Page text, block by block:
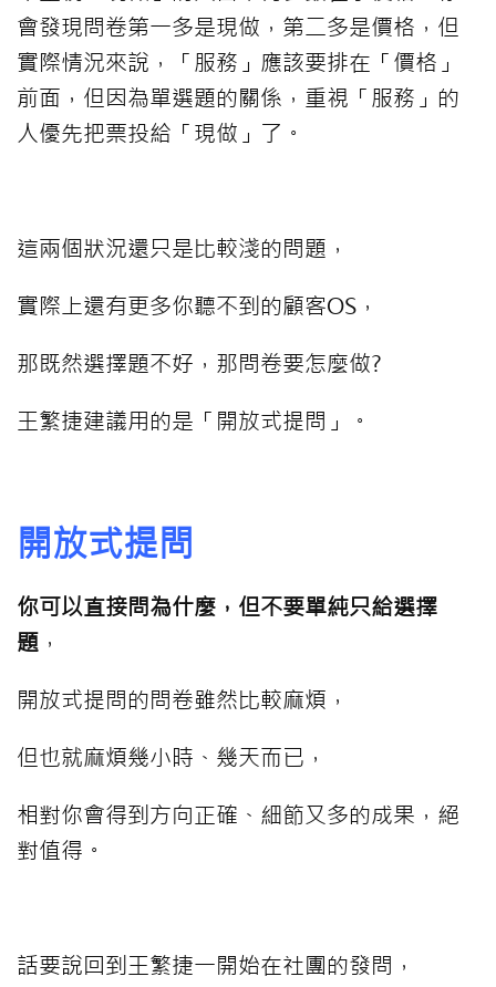
會發現問卷第一多是現做，第二多是價格，但
實際情況來說，「服務」應該要排在「價格」
前面，但因為單選題的關係，重視「服務」的
人優先把票投給「現做」了。
這兩個狀況還只是比較淺的問題，
實際上還有更多你聽不到的顧客OS，
那既然選擇題不好，那問卷要怎麼做?
王繁捷建議用的是「開放式提問」。
開放式提問
你可以直接問為什麼，但不要單純只給選擇
題 ，
開放式提問的問卷雖然比較麻煩，
但也就麻煩幾小時、幾天而已，
相對你會得到方向正確、細節又多的成果，絕
對值得。
話要說回到王繁捷一開始在社團的發問，